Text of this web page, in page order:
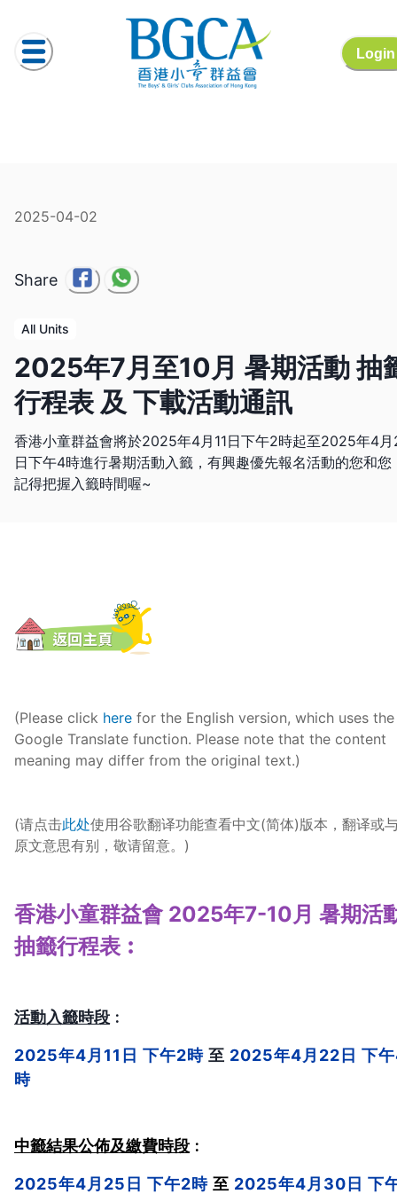
Login
2025-04-02
Share
All Units
2025年7月至10月 暑期活動 抽
行程表 及 下載活動通訊
香港小童群益會將於2025年4月11日下午2時起至2025年4
日下午4時進行暑期活動入籤，有興趣優先報名活動的您和您
記得把握入籤時間喔~
(Please click here for the English version, which uses the
Google Translate function. Please note that the content
meaning may differ from the original text.)
(请点击此处使用谷歌翻译功能查看中文(简体)版本，翻译或
原文意思有别，敬请留意。)
香港小童群益會 2025年7-10月 暑期活
抽籤行程表︰
活動入籤時段 ︰
2025年4月11日 下午2時 至 2025年4月22日 下
時
中籤結果公佈及繳費時段 ︰
2025年4月25日 下午2時 至 2025年4月30日 下